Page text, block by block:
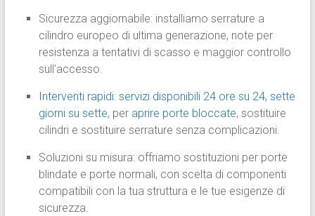
Sicurezza aggiornabile: installiamo serrature a
cilindro europeo di ultima generazione, note per
resistenza a tentativi di scasso e maggior controllo
sull’accesso.
Interventi rapidi: servizi disponibili 24 ore su 24, sette
giorni su sette, per aprire porte bloccate, sostituire
cilindri e sostituire serrature senza complicazioni.
Soluzioni su misura: offriamo sostituzioni per porte
blindate e porte normali, con scelta di componenti
compatibili con la tua struttura e le tue esigenze di
sicurezza.